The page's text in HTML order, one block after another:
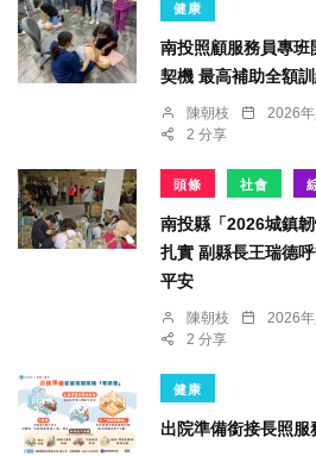
健康
南投照顧服務員專
契機 最高補助全額
陳朝枝 2026年
2 分享
頭條 社會
南投縣「2026城鎮
扎實 副縣長王瑞德
平安
陳朝枝 2026年
2 分享
健康
出院準備銜接長照服